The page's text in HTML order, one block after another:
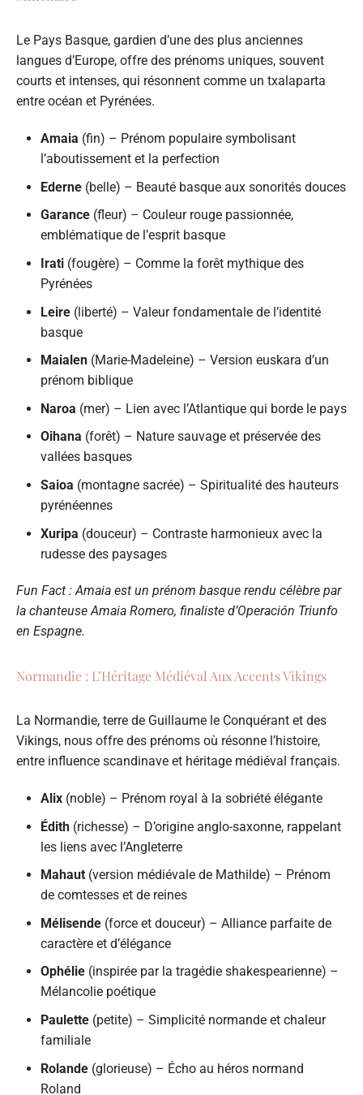
Le Pays Basque, gardien d’une des plus anciennes
langues d’Europe, offre des prénoms uniques, souvent
courts et intenses, qui résonnent comme un txalaparta
entre océan et Pyrénées.
Amaia (fin) – Prénom populaire symbolisant
l’aboutissement et la perfection
Ederne (belle) – Beauté basque aux sonorités douces
Garance (fleur) – Couleur rouge passionnée,
emblématique de l’esprit basque
Irati (fougère) – Comme la forêt mythique des
Pyrénées
Leire (liberté) – Valeur fondamentale de l’identité
basque
Maialen (Marie-Madeleine) – Version euskara d’un
prénom biblique
Naroa (mer) – Lien avec l’Atlantique qui borde le pays
Oihana (forêt) – Nature sauvage et préservée des
vallées basques
Saioa (montagne sacrée) – Spiritualité des hauteurs
pyrénéennes
Xuripa (douceur) – Contraste harmonieux avec la
rudesse des paysages
Fun Fact : Amaia est un prénom basque rendu célèbre par
la chanteuse Amaia Romero, finaliste d’Operación Triunfo
en Espagne.
Normandie : L’Héritage Médiéval Aux Accents Vikings
La Normandie, terre de Guillaume le Conquérant et des
Vikings, nous offre des prénoms où résonne l’histoire,
entre influence scandinave et héritage médiéval français.
Alix (noble) – Prénom royal à la sobriété élégante
Édith (richesse) – D’origine anglo-saxonne, rappelant
les liens avec l’Angleterre
Mahaut (version médiévale de Mathilde) – Prénom
de comtesses et de reines
Mélisende (force et douceur) – Alliance parfaite de
caractère et d’élégance
Ophélie (inspirée par la tragédie shakespearienne) –
Mélancolie poétique
Paulette (petite) – Simplicité normande et chaleur
familiale
Rolande (glorieuse) – Écho au héros normand
Roland